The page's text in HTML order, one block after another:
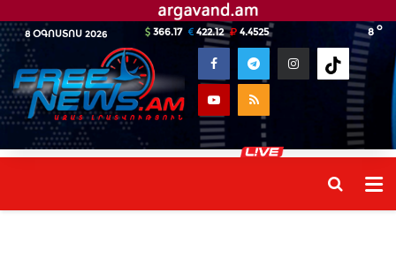
8 ՕԳՈՍՏՈՍ 2026 8 o
366.17 422.12 4.4525